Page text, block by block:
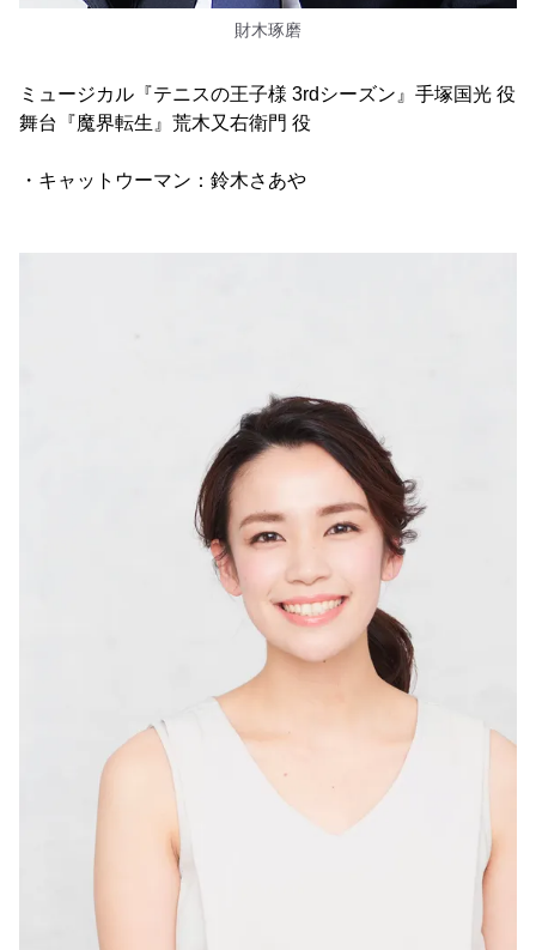
財木琢磨
ミュージカル『テニスの王子様 3rdシーズン』手塚国光 役
舞台『魔界転生』荒木又右衛門 役
・キャットウーマン：鈴木さあや